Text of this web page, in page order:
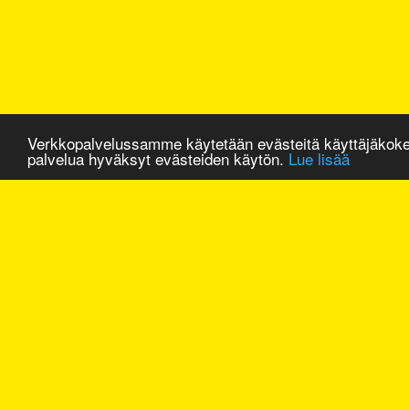
Verkkopalvelussamme käytetään evästeitä
palvelua hyväksyt evästeiden käytön. Lue lisää